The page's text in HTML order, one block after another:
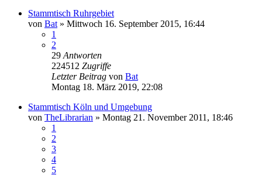
Stammtisch Ruhrgebiet
von Bat » Mittwoch 16. September 2015, 16:44
1
2
29 Antworten
224512 Zugriffe
Letzter Beitrag von Bat
Montag 18. März 2019, 22:08
Stammtisch Köln und Umgebung
von TheLibrarian » Montag 21. November 2011, 18:46
1
2
3
4
5